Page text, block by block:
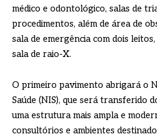
médico e odontológico, salas de
procedimentos, além de área de
sala de emergência com dois
sala de raio-X.
O primeiro pavimento abrigará o
Saúde (NIS), que será transferido
uma estrutura mais ampla e
consultórios e ambientes